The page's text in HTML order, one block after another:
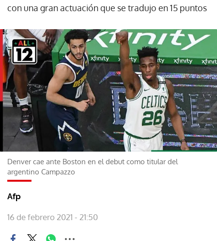
con una gran actuación que se tradujo en 15 puntos
Denver cae ante Boston en el debut como titular del
argentino Campazzo
Afp
16 de febrero 2021 - 21:50